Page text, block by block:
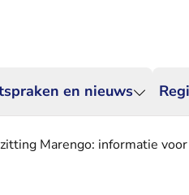
en nieuws
Marengo: informatie